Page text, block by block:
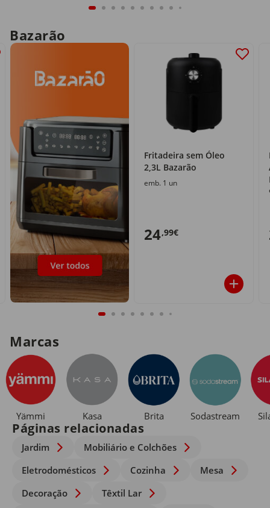
Bazarão
Fritadeira sem Óleo
2,3L Bazarão
emb. 1 un
24,99€
Marcas
Yämmi Kasa Brita Sodastream
Páginas relacionadas
Jardim
Mobiliário e Colchões
Eletrodomésticos
Cozinha
Mesa
Decoração
Têxtil Lar